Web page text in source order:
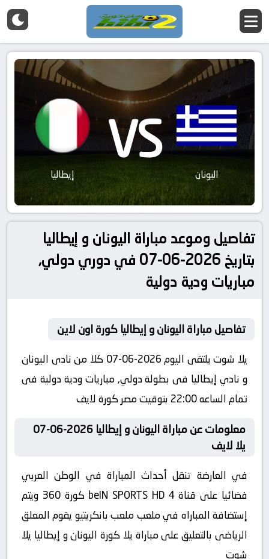
اليونان VS إيطاليا
تفاصيل وموعد مباراة اليونان و إيطاليا
بتاريخ 2026-06-07 في دوري دولي,
مباريات ودية دولية
تفاصيل مباراة اليونان و إيطاليا كورة اون لاين
يلا شوت يلتقى اليوم 2026-06-07 كلا من نادى اليونان
و نادي إيطاليا فى بطولة دولي, مباريات ودية دولية فى
تمام الساعه 22:00 بتوقيت مصر كورة لايف
معلومات عن مباراة اليونان و إيطاليا 2026-06-07
يلا لايف
في العارضة تنقل أحداث المباراة في الوطن العربي
فضائيا على قناة beIN SPORTS HD 4 كورة 360 ويتم
إستضافة المباراه في ملعب ملعب بانكريتيو يقوم المعلق
الرياضى بالتعليق على مباراة يلا كورة اليونان و إيطاليا يلا
شوت